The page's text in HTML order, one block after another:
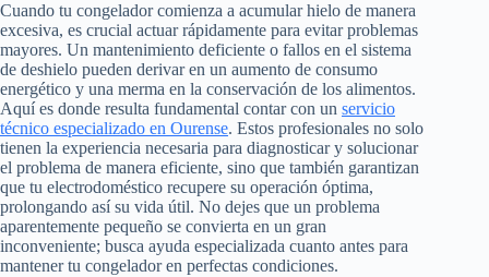
Cuando tu congelador comienza a acumular hielo de manera
excesiva, es crucial actuar rápidamente para evitar problemas
mayores. Un mantenimiento deficiente o fallos en el sistema
de deshielo pueden derivar en un aumento de consumo
energético y una merma en la conservación de los alimentos.
Aquí es donde resulta fundamental contar con un servicio
técnico especializado en Ourense. Estos profesionales no solo
tienen la experiencia necesaria para diagnosticar y solucionar
el problema de manera eficiente, sino que también garantizan
que tu electrodoméstico recupere su operación óptima,
prolongando así su vida útil. No dejes que un problema
aparentemente pequeño se convierta en un gran
inconveniente; busca ayuda especializada cuanto antes para
mantener tu congelador en perfectas condiciones.